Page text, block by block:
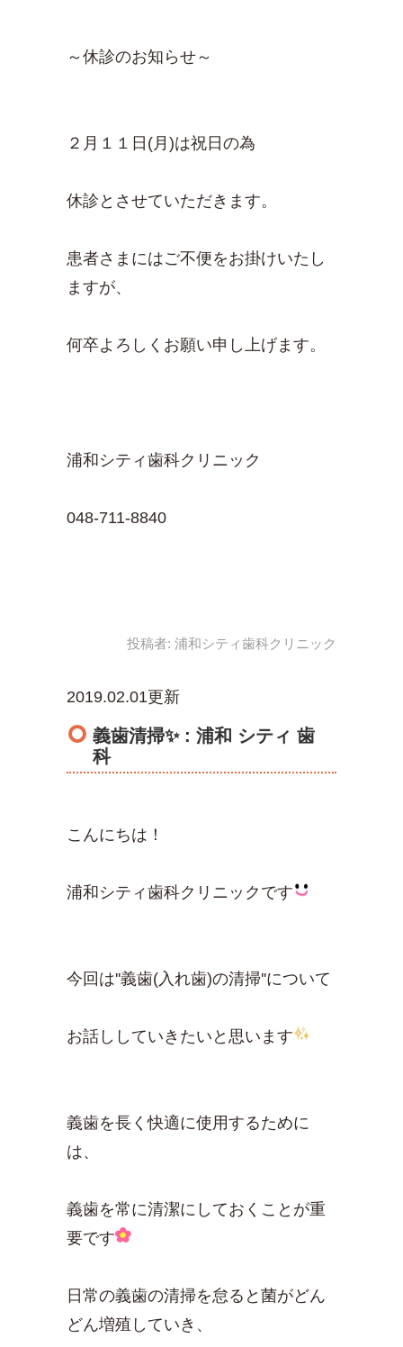
～休診のお知らせ～
２月１１日(月)は祝日の為
休診とさせていただきます。
患者さまにはご不便をお掛けいたし
ますが、
何卒よろしくお願い申し上げます。
浦和シティ歯科クリニック
048-711-8840
投稿者: 浦和シティ歯科クリニック
2019.02.01更新
義歯清掃✨ : 浦和 シティ 歯
科
こんにちは！
浦和シティ歯科クリニックです
今回は''義歯(入れ歯)の清掃''について
お話ししていきたいと思います
義歯を長く快適に使用するために
は、
義歯を常に清潔にしておくことが重
要です
日常の義歯の清掃を怠ると菌がどん
どん増殖していき、